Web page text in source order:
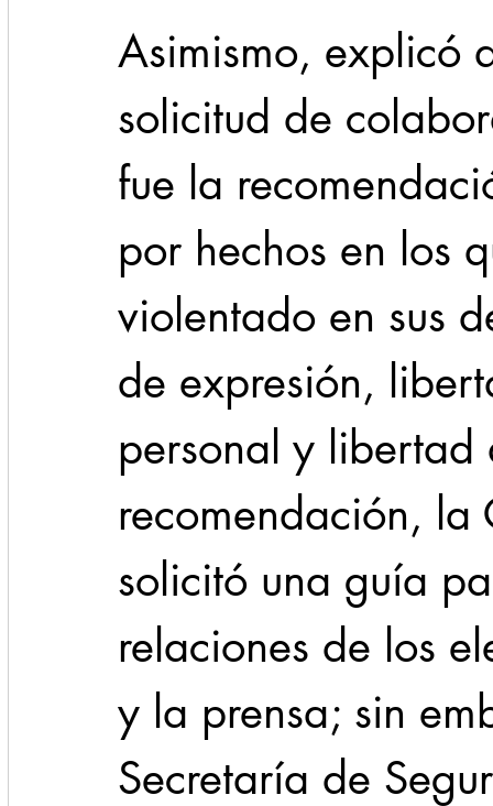
Asimismo, explicó
solicitud de
fue la
por hechos en los
violentado en sus
de expresión,
personal y
recomendación, la
solicitó una guía
relaciones de los
y la prensa; sin
Secretaría de